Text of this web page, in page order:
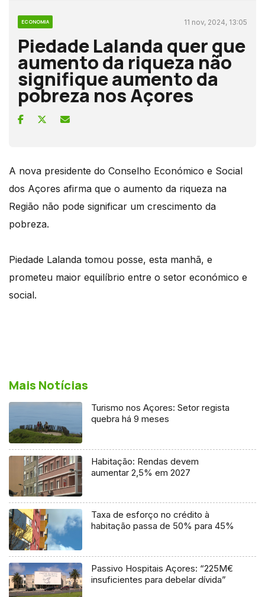
ECONOMIA 11 nov, 2024, 13:05
Piedade Lalanda quer que
aumento da riqueza não
signifique aumento da
pobreza nos Açores
A nova presidente do Conselho Económico e Social
dos Açores afirma que o aumento da riqueza na
Região não pode significar um crescimento da
pobreza.
Piedade Lalanda tomou posse, esta manhã, e
prometeu maior equilíbrio entre o setor económico e
social.
Mais Notícias
Turismo nos Açores: Setor regista
quebra há 9 meses
Habitação: Rendas devem
aumentar 2,5% em 2027
Taxa de esforço no crédito à
habitação passa de 50% para 45%
Passivo Hospitais Açores: “225M€
insuficientes para debelar dívida”